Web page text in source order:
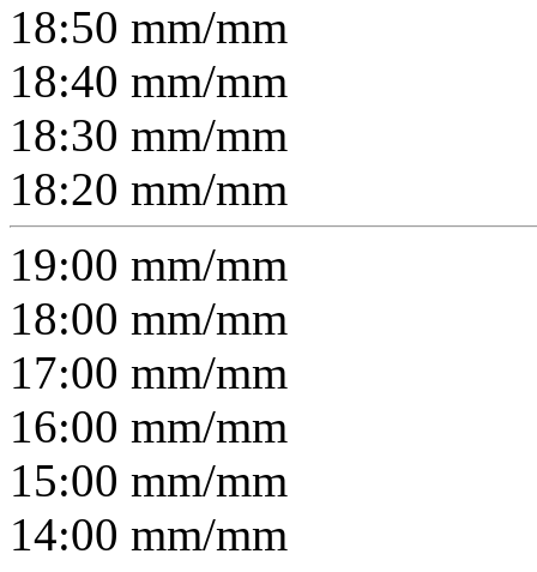
18:50 mm/mm
18:40 mm/mm
18:30 mm/mm
18:20 mm/mm
19:00 mm/mm
18:00 mm/mm
17:00 mm/mm
16:00 mm/mm
15:00 mm/mm
14:00 mm/mm